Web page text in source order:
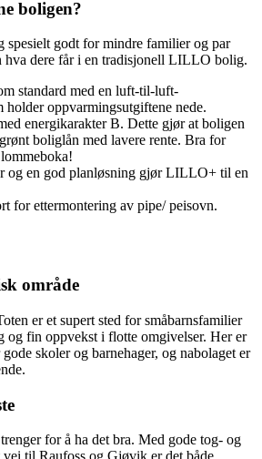
boligen?
spesielt godt for mindre familier og par
hva dere får i en tradisjonell LILLO bolig.
standard med en luft-til-luft-
holder oppvarmingsutgiftene nede.
energikarakter B. Dette gjør at boligen
boliglån med lavere rente. Bra for
og en god planløsning gjør LILLO+ til en
for ettermontering av pipe/ peisovn.
område
er et supert sted for småbarnsfamilier
og fin oppvekst i flotte omgivelser. Her er
skoler og barnehager, og nabolaget er
for å ha det bra. Med gode tog- og